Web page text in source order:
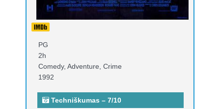
PG
2h
Comedy, Adventure, Crime
1992
Techniškumas – 7/10